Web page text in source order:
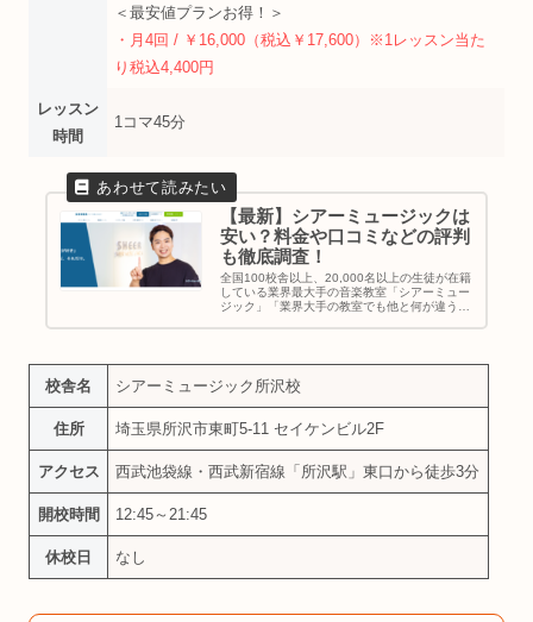
＜最安値プランお得！＞
・月4回 / ￥16,000（税込￥17,600）※1レッスン当た
り税込4,400円
レッスン
時間
1コマ45分
【最新】シアーミュージックは
安い？料金や口コミなどの評判
も徹底調査！
全国100校舎以上、20,000名以上の生徒が在籍
している業界最大手の音楽教室「シアーミュー
ジック」「業界大手の教室でも他と何が違う
校舎名 シアーミュージック所沢校
住所 埼玉県所沢市東町5-11 セイケンビル2F
アクセス 西武池袋線・西武新宿線「所沢駅」東口から徒歩3分
開校時間 12:45～21:45
休校日 なし